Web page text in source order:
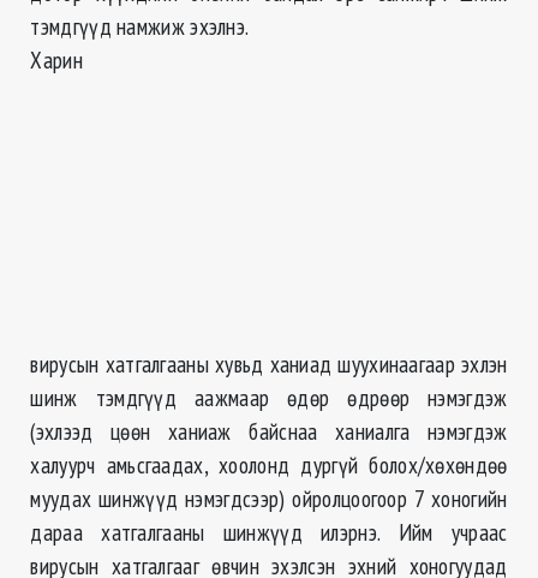
тэмдгүүд намжиж эхэлнэ.
Харин
вирусын хатгалгааны хувьд ханиад шуухинаагаар эхлэн
шинж тэмдгүүд аажмаар өдөр өдрөөр нэмэгдэж
(эхлээд цөөн ханиаж байснаа ханиалга нэмэгдэж
халуурч амьсгаадах, хоолонд дургүй болох/хөхөндөө
муудах шинжүүд нэмэгдсээр) ойролцоогоор 7 хоногийн
дараа хатгалгааны шинжүүд илэрнэ. Ийм учраас
вирусын хатгалгааг өвчин эхэлсэн эхний хоногуудад